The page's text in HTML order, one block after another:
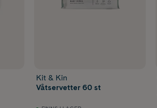
Kit & Kin
Våtservetter 60 st